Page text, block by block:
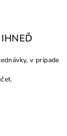
v prípade